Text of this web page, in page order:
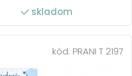
skladom
kód: PRANI T 2197